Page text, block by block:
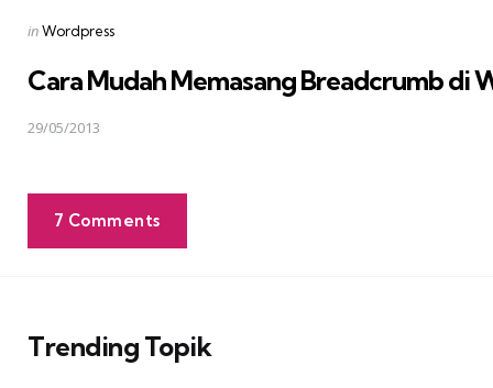
Posted
inWordpress
Cara Mudah Memasang Breadcrumb di
29/05/2013
7 Comments
Trending Topik